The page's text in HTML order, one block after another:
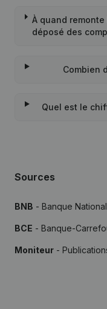
À quand
déposé des
Combien
Quel est le
Sources
BNB - Banque
BCE - Banque-
Moniteur -